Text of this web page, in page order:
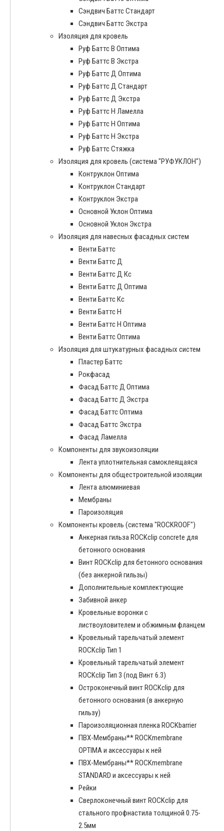
Сэндвич Баттс Стандарт
Сэндвич Баттс Экстра
Изоляция для кровель
Руф Баттс В Оптима
Руф Баттс В Экстра
Руф Баттс Д Оптима
Руф Баттс Д Стандарт
Руф Баттс Д Экстра
Руф Баттс Н Ламелла
Руф Баттс Н Оптима
Руф Баттс Н Экстра
Руф Баттс Стяжка
Изоляция для кровель (система "РУФУКЛОН")
Контруклон Оптима
Контруклон Стандарт
Контруклон Экстра
Основной Уклон Оптима
Основной Уклон Экстра
Изоляция для навесных фасадных систем
Венти Баттс
Венти Баттс Д
Венти Баттс Д Кс
Венти Баттс Д Оптима
Венти Баттс Кс
Венти Баттс Н
Венти Баттс Н Оптима
Венти Баттс Оптима
Изоляция для штукатурных фасадных систем
Пластер Баттс
Рокфасад
Фасад Баттс Д Оптима
Фасад Баттс Д Экстра
Фасад Баттс Оптима
Фасад Баттс Экстра
Фасад Ламелла
Компоненты для звукоизоляции
Лента уплотнительная самоклеящаяся
Компоненты для общестроительной изоляции
Лента алюминиевая
Мембраны
Пароизоляция
Компоненты кровель (система "ROCKROOF")
Анкерная гильза ROCKclip concrete для
бетонного основания
Винт ROCKclip для бетонного основания
(без анкерной гильзы)
Дополнительные комплектующие
Забивной анкер
Кровельные воронки с
листвоуловителем и обжимным фланцем
Кровельный тарельчатый элемент
ROCKclip Тип 1
Кровельный тарельчатый элемент
ROCKclip Тип 3 (под Винт 6.3)
Остроконечный винт ROCKclip для
бетонного основания (в анкерную
гильзу)
Пароизоляционная пленка ROCKbarrier
ПВХ-Мембраны** ROCKmembrane
OPTIMA и аксессуары к ней
ПВХ-Мембраны** ROCKmembrane
STANDARD и аксессуары к ней
Рейки
Сверлоконечный винт ROCKclip для
стального профнастила толщиной 0.75-
2.5мм